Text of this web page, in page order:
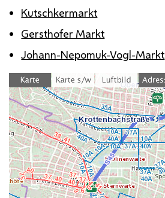
Kutschkermarkt
Gersthofer Markt
Johann-Nepomuk-Vogl-Markt